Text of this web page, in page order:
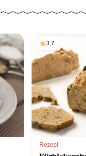
3,7
Rezept